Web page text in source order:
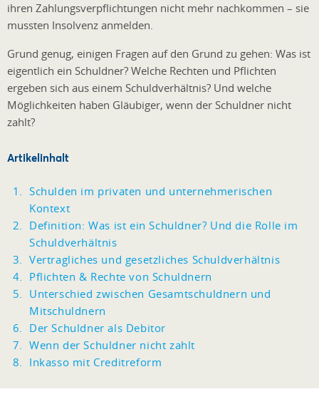
ihren Zahlungsverpflichtungen nicht mehr nachkommen – sie
mussten Insolvenz anmelden.
Grund genug, einigen Fragen auf den Grund zu gehen: Was ist
eigentlich ein Schuldner? Welche Rechten und Pflichten
ergeben sich aus einem Schuldverhältnis? Und welche
Möglichkeiten haben Gläubiger, wenn der Schuldner nicht
zahlt?
Artikelinhalt
Schulden im privaten und unternehmerischen
Kontext
Definition: Was ist ein Schuldner? Und die Rolle im
Schuldverhältnis
Vertragliches und gesetzliches Schuldverhältnis
Pflichten & Rechte von Schuldnern
Unterschied zwischen Gesamtschuldnern und
Mitschuldnern
Der Schuldner als Debitor
Wenn der Schuldner nicht zahlt
Inkasso mit Creditreform